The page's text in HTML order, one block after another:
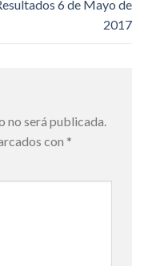
6 de Mayo de
2017
no será publicada.
con *